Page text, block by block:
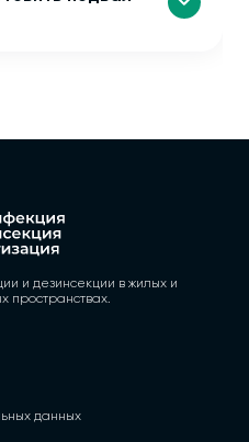
и дезинсекции в жилых и
пространствах.
данных